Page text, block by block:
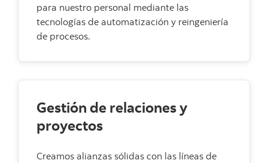
para nuestro personal mediante las
tecnologías de automatización y reingeniería
de procesos.
Gestión de relaciones y
proyectos
Creamos alianzas sólidas con las líneas de